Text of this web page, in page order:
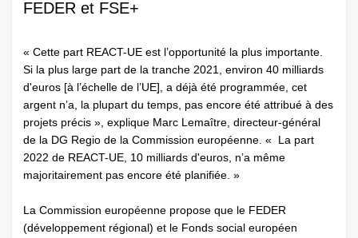
FEDER et FSE+
« Cette part REACT-UE est l’opportunité la plus importante.
Si la plus large part de la tranche 2021, environ 40 milliards
d'euros [à l’échelle de l’UE], a déjà été programmée, cet
argent n’a, la plupart du temps, pas encore été attribué à des
projets précis », explique Marc Lemaître, directeur-général
de la DG Regio de la Commission européenne. « La part
2022 de REACT-UE, 10 milliards d'euros, n’a même
majoritairement pas encore été planifiée. »
La Commission européenne propose que le FEDER
(développement régional) et le Fonds social européen